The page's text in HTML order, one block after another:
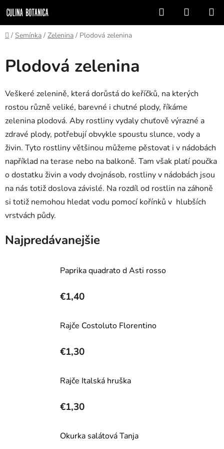
na
obsah
Hľadať
KOŠÍK
Domov
/ Semínka / Zelenina / Plodová zelenina
Plodová zelenina
Veškeré zelenině, která dorůstá do keříčků, na kterých
rostou různě veliké, barevné i chutné plody, říkáme
zelenina plodová. Aby rostliny vydaly chuťově výrazné a
zdravé plody, potřebují obvykle spoustu slunce, vody a
živin. Tyto rostliny většinou můžeme pěstovat i v nádobách
například na terase nebo na balkoně. Tam však platí poučka
o dostatku živin a vody dvojnásob, rostliny v nádobách jsou
na nás totiž doslova závislé. Na rozdíl od rostlin na záhoně
si totiž nemohou hledat vodu pomocí kořínků v hlubších
vrstvách půdy.
Najpredávanejšie
Paprika quadrato d Asti rosso
€1,40
Rajče Costoluto Florentino
€1,30
Rajče Italská hruška
€1,30
Okurka salátová Tanja